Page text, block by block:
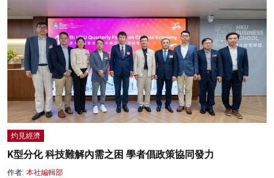
灼見經濟
K型分化 科技難解內需之困 學者倡政策協同發力
作者: 本社編輯部